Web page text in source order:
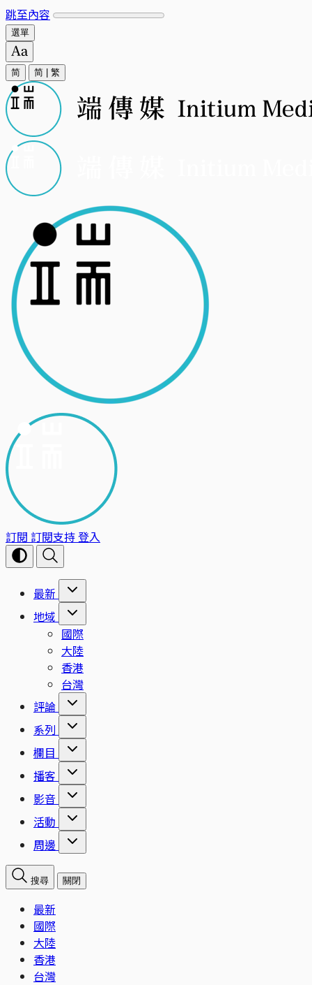
跳至內容
選單
简 简 繁
訂閱 訂閱支持登入
最新
地域
國際
大陸
香港
台灣
評論
系列
欄目
播客
影音
活動
周邊
搜尋 關閉
最新
國際
大陸
香港
台灣